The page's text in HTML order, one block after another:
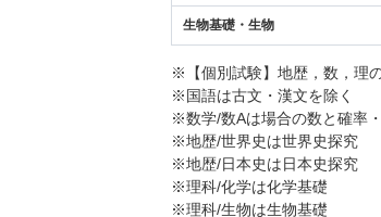
生物基礎・生物
※【個別試験】地歴，数，理
※国語は古文・漢文を除く
※数学/数Aは場合の数と確率
※地歴/世界史は世界史探究
※地歴/日本史は日本史探究
※理科/化学は化学基礎
※理科/生物は生物基礎